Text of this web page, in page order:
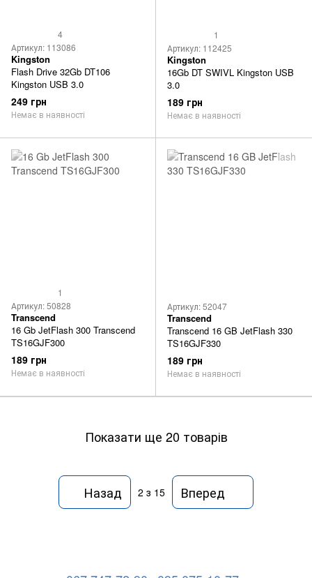
4
Артикул: 113086
Kingston
Flash Drive 32Gb DT106
Kingston USB 3.0
249 грн
Немає в наявності
1
Артикул: 112425
Kingston
16Gb DT SWIVL Kingston USB
3.0
189 грн
Немає в наявності
1
Артикул: 50828
Transcend
16 Gb JetFlash 300 Transcend
TS16GJF300
189 грн
Немає в наявності
Артикул: 52047
Transcend
Transcend 16 GB JetFlash 330
TS16GJF330
189 грн
Немає в наявності
Показати ще 20 товарів
Назад 2 з 15 Вперед